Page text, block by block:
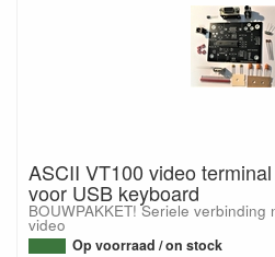
ASCII VT100 video
voor USB keyboard
BOUWPAKKET! Seriele verbinding
video
Op voorraad / on stock